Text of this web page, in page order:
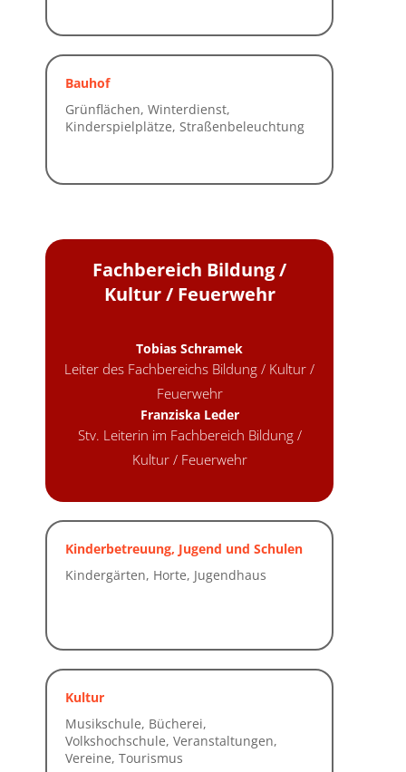
Bauhof
Fachbereich Bildung /
Kultur / Feuerwehr
Tobias Schramek
Leiter des Fachbereichs Bildung / Kultur /
Feuerwehr
Franziska Leder
Stv. Leiterin im Fachbereich Bildung /
Kultur / Feuerwehr
Kinderbetreuung, Jugend und Schulen
Kultur